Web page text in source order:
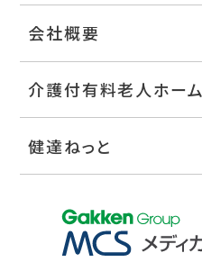
会社概要
介護付有料老人ホーム
健達ねっと